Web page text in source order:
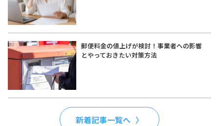
郵便料金の値上げが検討！事業者への影響
とやっておきたい対策方法
新着記事一覧へ